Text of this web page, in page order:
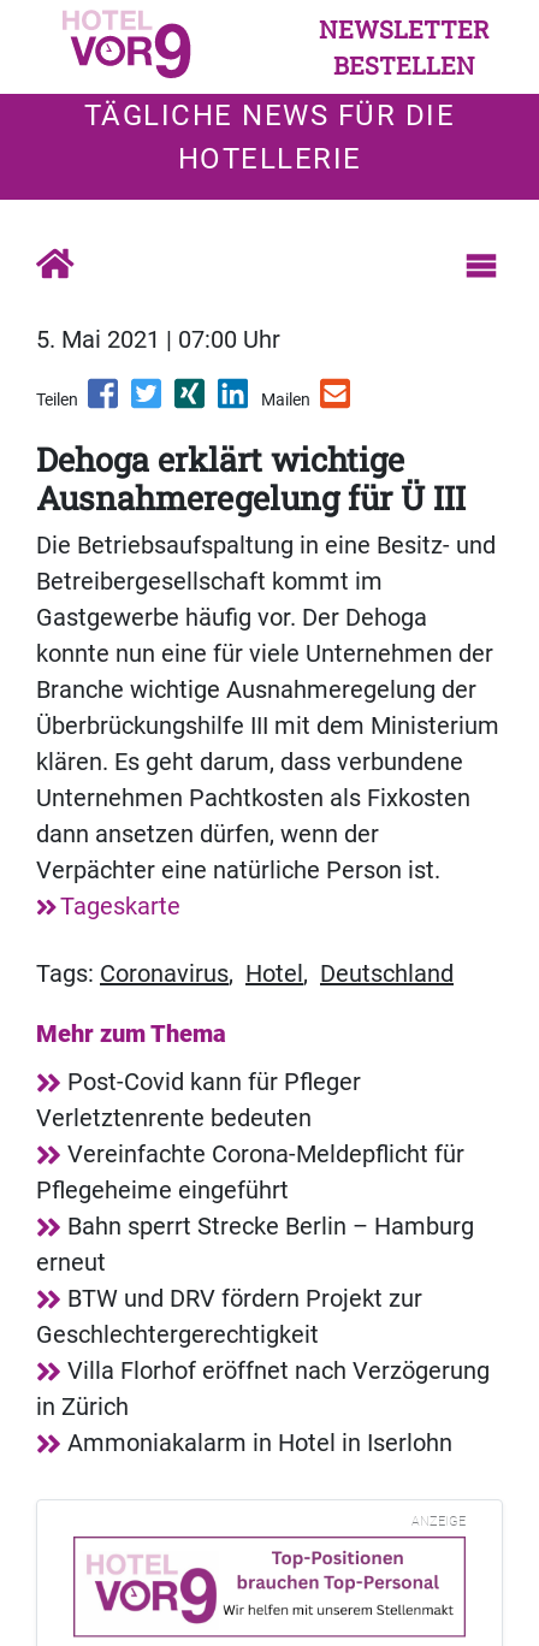
NEWSLETTER
BESTELLEN
TÄGLICHE NEWS FÜR DIE
HOTELLERIE
5. Mai 2021 | 07:00 Uhr
Teilen Mailen
Dehoga erklärt wichtige
Ausnahmeregelung für Ü III
Die Betriebsaufspaltung in eine Besitz- und
Betreibergesellschaft kommt im
Gastgewerbe häufig vor. Der Dehoga
konnte nun eine für viele Unternehmen der
Branche wichtige Ausnahmeregelung der
Überbrückungshilfe III mit dem Ministerium
klären. Es geht darum, dass verbundene
Unternehmen Pachtkosten als Fixkosten
dann ansetzen dürfen, wenn der
Verpächter eine natürliche Person ist.
Tageskarte
Tags: Coronavirus, Hotel , Deutschland
Mehr zum Thema
Post-Covid kann für Pfleger
Verletztenrente bedeuten
Vereinfachte Corona-Meldepflicht für
Pflegeheime eingeführt
Bahn sperrt Strecke Berlin – Hamburg
erneut
BTW und DRV fördern Projekt zur
Geschlechtergerechtigkeit
Villa Florhof eröffnet nach Verzögerung
in Zürich
Ammoniakalarm in Hotel in Iserlohn
ANZEIGE